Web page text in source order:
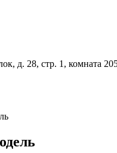
д. 28, стр. 1, комната